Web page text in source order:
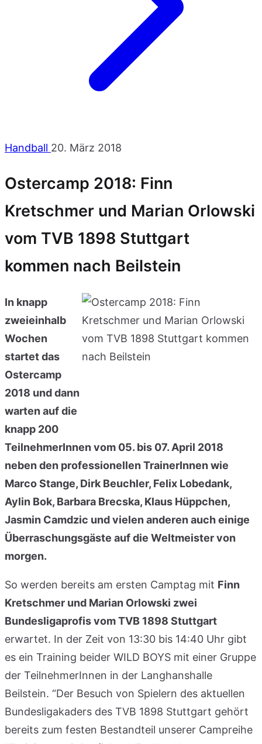
Handball 20. März 2018
Ostercamp 2018: Finn
Kretschmer und Marian Orlowski
vom TVB 1898 Stuttgart
kommen nach Beilstein
In knapp
zweieinhalb
Wochen
startet das
Ostercamp
2018 und dann
warten auf die
knapp 200
TeilnehmerInnen vom 05. bis 07. April 2018
neben den professionellen TrainerInnen wie
Marco Stange, Dirk Beuchler, Felix Lobedank,
Aylin Bok, Barbara Brecska, Klaus Hüppchen,
Jasmin Camdzic und vielen anderen auch einige
Überraschungsgäste auf die Weltmeister von
morgen.
So werden bereits am ersten Camptag mit Finn
Kretschmer und Marian Orlowski zwei
Bundesligaprofis vom TVB 1898 Stuttgart
erwartet. In der Zeit von 13:30 bis 14:40 Uhr gibt
es ein Training beider WILD BOYS mit einer Gruppe
der TeilnehmerInnen in der Langhanshalle
Beilstein. “Der Besuch von Spielern des aktuellen
Bundesligakaders des TVB 1898 Stuttgart gehört
bereits zum festen Bestandteil unserer Campreihe